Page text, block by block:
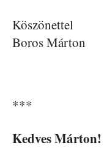
Köszönettel
Boros Márton
***
Kedves Márton!